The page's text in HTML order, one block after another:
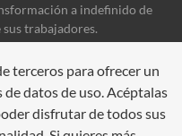
a indefinido de
trabajadores.
terceros para ofrecer un
datos de uso. Acéptalas
disfrutar de todos sus